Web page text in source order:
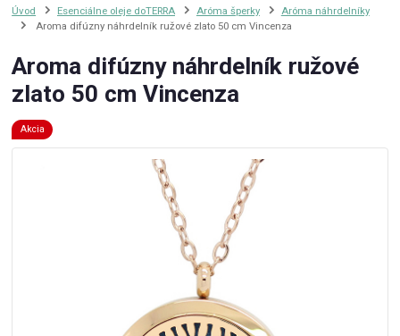
Úvod Esenciálne oleje doTERRA Aróma šperky
Aróma náhrdelníky
Aroma difúzny náhrdelník ružové zlato 50 cm Vincenza
Aroma difúzny náhrdelník ružové
zlato 50 cm Vincenza
Akcia